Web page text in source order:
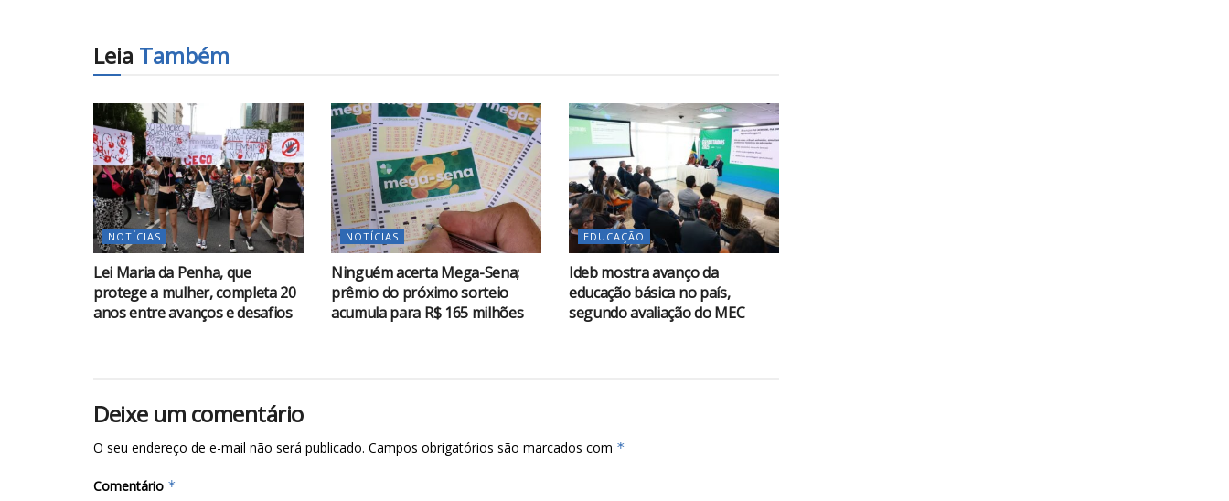
Leia Também
NOTÍCIAS
Lei Maria da Penha, que
protege a mulher, completa 20
anos entre avanços e desafios
NOTÍCIAS
Ninguém acerta Mega-Sena;
prêmio do próximo sorteio
acumula para R$ 165 milhões
EDUCAÇÃO
Ideb mostra avanço da
educação básica no país,
segundo avaliação do MEC
Deixe um comentário
O seu endereço de e-mail não será publicado. Campos obrigatórios são marcados com *
Comentário *